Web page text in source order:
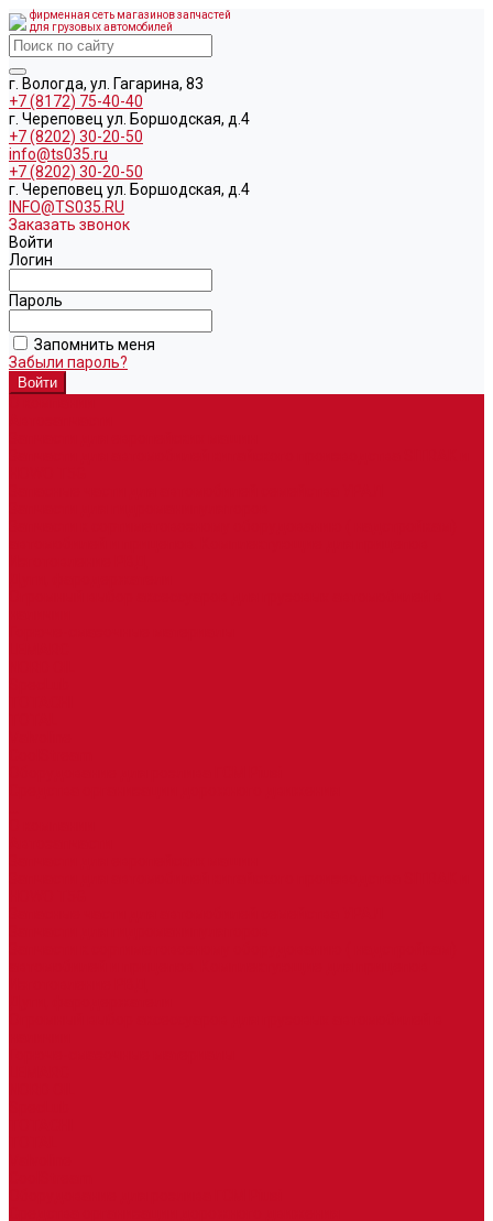
фирменная сеть магазинов запчастей
для грузовых автомобилей
г. Вологда, ул. Гагарина, 83
+7 (8172) 75-40-40
г. Череповец ул. Боршодская, д.4
+7 (8202) 30-20-50
info@ts035.ru
+7 (8202) 30-20-50
г. Череповец ул. Боршодская, д.4
INFO@TS035.RU
Заказать звонок
Войти
Логин
Пароль
Запомнить меня
Забыли пароль?